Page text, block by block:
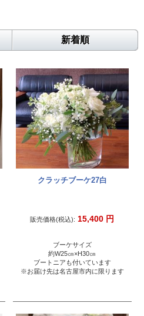
新着順
クラッチブーケ27白
販売価格(税込): 15,400 円
ブーケサイズ
約W25㎝×H30㎝
ブートニアも付いています
※お届け先は名古屋市内に限ります